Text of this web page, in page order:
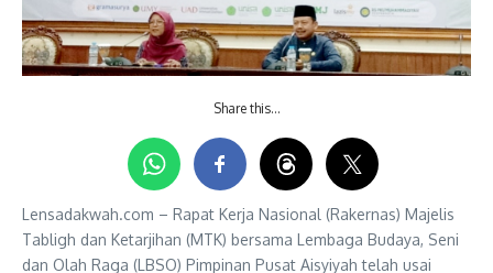
Share this…
Lensadakwah.com – Rapat Kerja Nasional (Rakernas) Majelis
Tabligh dan Ketarjihan (MTK) bersama Lembaga Budaya, Seni
dan Olah Raga (LBSO) Pimpinan Pusat Aisyiyah telah usai